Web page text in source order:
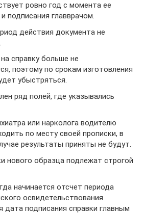
ровно год с момента ее
подписания главврачом.
действия документа не
справку больше не
поэтому по срокам изготовления
убыстряться.
ряд полей, где указывались
или нарколога водителю
по месту своей прописки, в
результаты приняты не будут.
нового образца подлежат строгой
начинается отсчет периода
освидетельствования
дата подписания справки главным